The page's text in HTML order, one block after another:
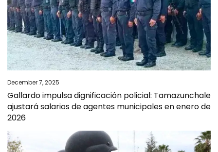
December 7, 2025
Gallardo impulsa dignificación policial: Tamazunchale
ajustará salarios de agentes municipales en enero de
2026